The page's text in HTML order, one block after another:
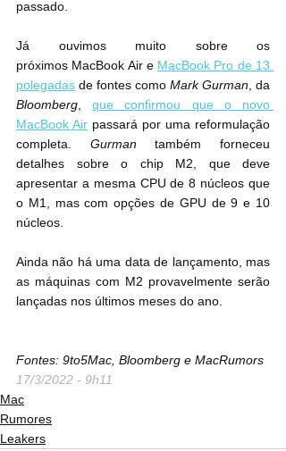
passado.
Já ouvimos muito sobre os
próximos ‌MacBook Air‌ e MacBook Pro de 13
polegadas de fontes como Mark Gurman
Bloomberg, que confirmou que o novo
passará por uma reformulação
completa. Gurman também forneceu
detalhes sobre o chip ‌M2‌, que deve
apresentar a mesma CPU de 8 núcleos que
o ‌M1‌, mas com opções de GPU de 9 e 10
núcleos.
Ainda não há uma data de lançamento, mas
as máquinas com ‌M2‌ provavelmente serão
lançadas nos últimos meses do ano.
Fontes: 9to5Mac, Bloomberg e MacRumors
17/3/2022 - 9h11
Mac
Rumores
Leakers